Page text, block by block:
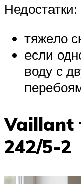
Недостатки:
тяжело
если
воду с
Vaillant
242/5-2